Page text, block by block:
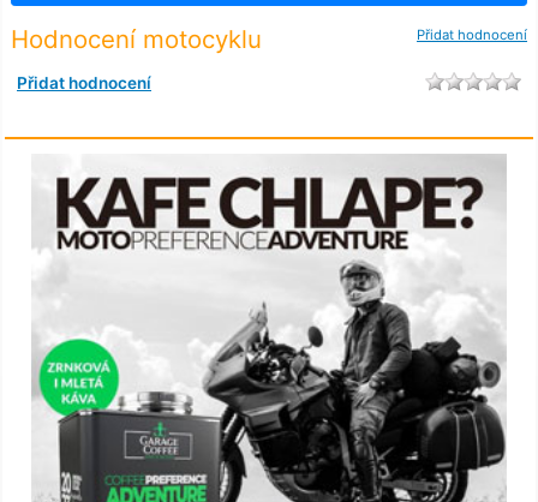
Přidat hodnocení
Hodnocení motocyklu
Přidat hodnocení